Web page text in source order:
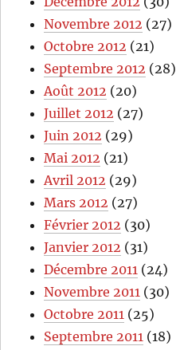
Novembre 2012 (27)
Octobre 2012 (21)
Septembre 2012 (28)
Août 2012 (20)
Juillet 2012 (27)
Juin 2012 (29)
Mai 2012 (21)
Avril 2012 (29)
Mars 2012 (27)
Février 2012 (30)
Janvier 2012 (31)
Décembre 2011 (24)
Novembre 2011 (30)
Octobre 2011 (25)
Septembre 2011 (18)